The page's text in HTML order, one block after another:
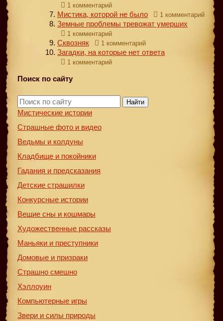
1 комментарий
Мистика, которой не было 1 комментарий
Земные проблемы тревожат умерших
1 комментарий
Сквозняк 1 комментарий
Загадки, на которые нет ответа
1 комментарий
Поиск по сайту
Найти
Мистические истории
Страшные фото и видео
Ведьмы и колдуны
Кладбище и покойники
Гадания и предсказания
Детские страшилки
Конкурсные истории
Вещие сны и кошмары
Художественные рассказы
Маньяки и преступники
Домовые и призраки
Страшно смешно
Хэллоуин
Компьютерные игры
Звери и силы природы